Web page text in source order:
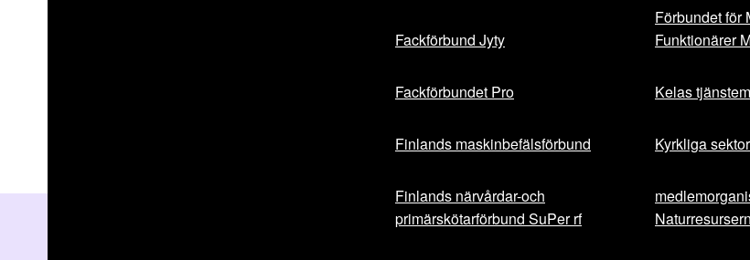
Fackförbund Jyty
Fackförbundet Pro
Finlands maskinbefälsförbund
Finlands närvårdar-och
primärskötarförbund SuPer rf
Förbundet för
Funktionärer
Kelas
Kyrkliga